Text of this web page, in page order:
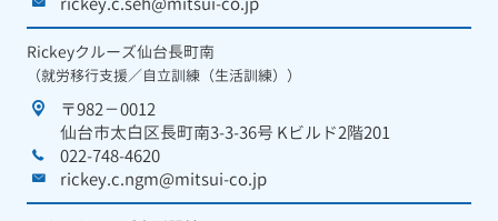
Rickeyクルーズ仙台長町南
（就労移行支援／自立訓練（生活訓練））
〒982－0012
仙台市太白区長町南3-3-36号 Kビルド2階201
022-748-4620
rickey.c.ngm@mitsui-co.jp